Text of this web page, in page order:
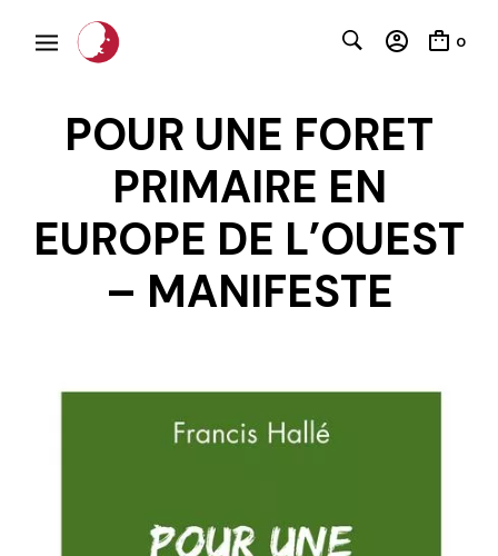
0
POUR UNE FORET
PRIMAIRE EN
EUROPE DE L’OUEST
– MANIFESTE